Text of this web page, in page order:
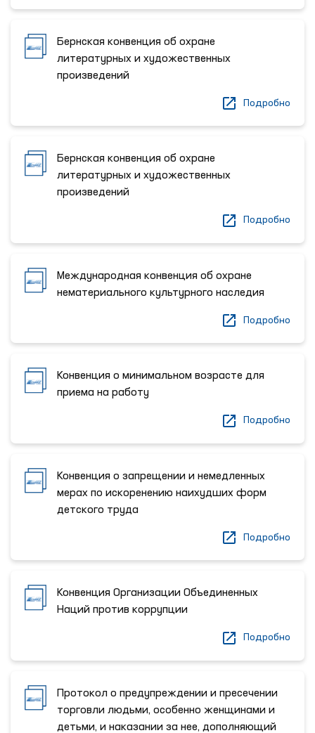
Бернская конвенция об охране
литературных и художественных
произведений
Подробно
Бернская конвенция об охране
литературных и художественных
произведений
Подробно
Международная конвенция об охране
нематериального культурного наследия
Подробно
Конвенция о минимальном возрасте для
приема на работу
Подробно
Конвенция о запрещении и немедленных
мерах по искоренению наихудших форм
детского труда
Подробно
Конвенция Организации Объединенных
Наций против коррупции
Подробно
Протокол о предупреждении и пресечении
торговли людьми, особенно женщинами и
детьми, и наказании за нее, дополняющий